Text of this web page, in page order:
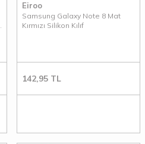
Eiroo
Samsung Galaxy Note 8 Mat
Kırmızı Silikon Kılıf
142,95 TL